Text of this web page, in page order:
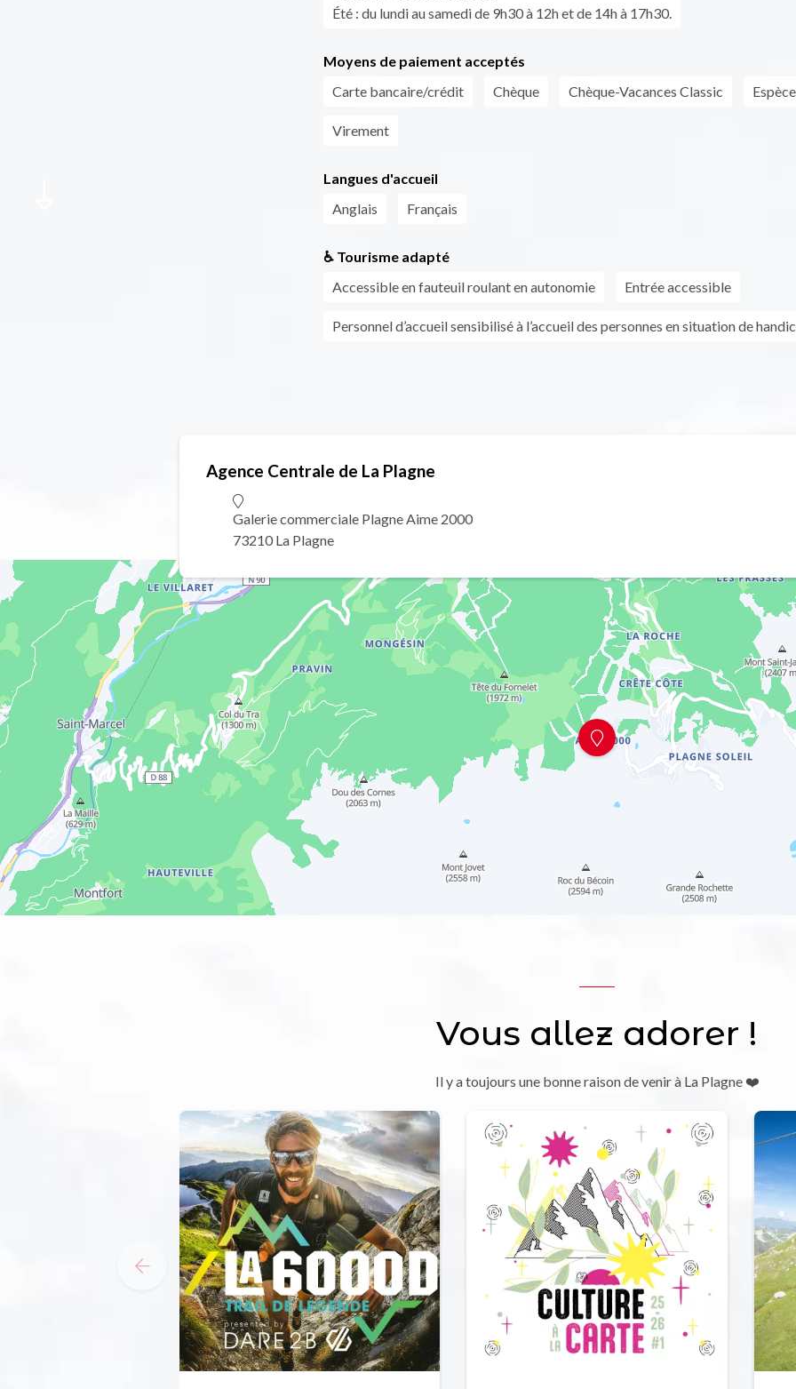
Été : du lundi au samedi de 9h30 à 12h et de 14h à 17h30.
Moyens de paiement acceptés
Carte bancaire/crédit
Chèque Chèque-Vacances Classic
Virement
Langues d'accueil
Anglais
Français
♿ Tourisme adapté
Accessible en fauteuil roulant en autonomie
Entrée accessible
Personnel d’accueil sensibilisé à l’accueil des personnes en situation de
Agence Centrale de La Plagne
Galerie commerciale Plagne Aime 2000
73210 La Plagne
Vous allez adorer !
Il y a toujours une bonne raison de venir à La Plagne ❤️